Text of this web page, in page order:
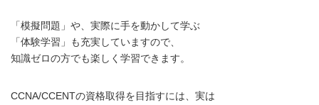
「模擬問題」や、実際に手を動かして学ぶ
「体験学習」も充実していますので、
知識ゼロの方でも楽しく学習できます。
CCNA/CCENTの資格取得を目指すには、実は